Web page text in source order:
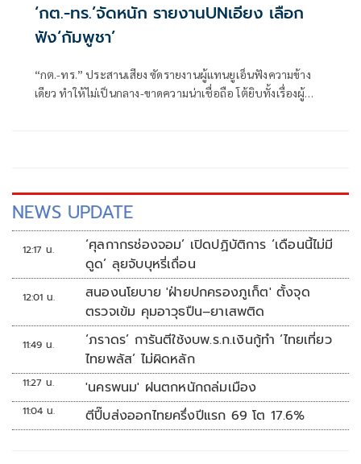
‘กต.-ทร.’จัดหนัก รายงานUNเอียง เลือก
ฟัง‘กัมพูชา’
“กต.-ทร.” ประสานเสียง ซัดรายงานผู้แทนยูเอ็นฟังความข้าง
เดียว ทำให้ไม่เป็นกลาง-ขาดความน่าเชื่อถือ โต้ยิบทั้งเรื่องผู้
NEWS UPDATE
12:17 น.
‘ศุลกากรช่องจอม’ เปิดปฏิบัติการ ‘เดือนนี้ไม่มี
ดูด’ ลุยจับบุหรี่เถื่อน
12:01 น.
สนองนโยบาย 'ฝ่ายปกครองภูเก็ต' ตั้งจุด
ตรวจเข้ม คุมอาวุธปืน–ยาเสพติด
11:49 น.
‘ภราดร’ การันตีใช้งบพ.ร.ก.เงินกู้ทำ ‘ไทยเที่ยว
ไทยพลัส’ ไม่ผิดหลัก
11:27 น. 'นครพนม' ฝนตกหนักถล่มเมือง
11:04 น. ตีปี๊บส่งออกไทยครึ่งปีแรก 69 โต 17.6%